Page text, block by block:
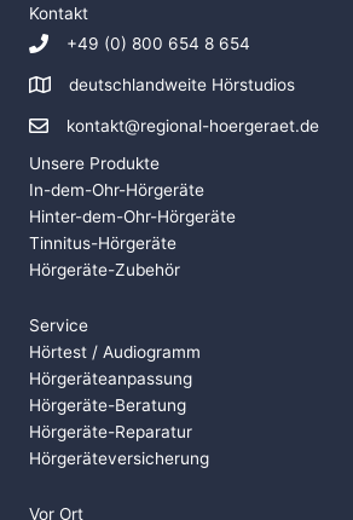
Kontakt
+49 (0) 800 654 8 654
deutschlandweite Hörstudios
kontakt@regional-hoergeraet.de
Unsere Produkte
In-dem-Ohr-Hörgeräte
Hinter-dem-Ohr-Hörgeräte
Tinnitus-Hörgeräte
Hörgeräte-Zubehör
Service
Hörtest / Audiogramm
Hörgeräteanpassung
Hörgeräte-Beratung
Hörgeräte-Reparatur
Hörgeräteversicherung
Vor Ort